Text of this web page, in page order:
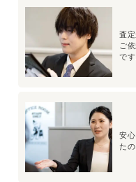
査
ご
です
安
た